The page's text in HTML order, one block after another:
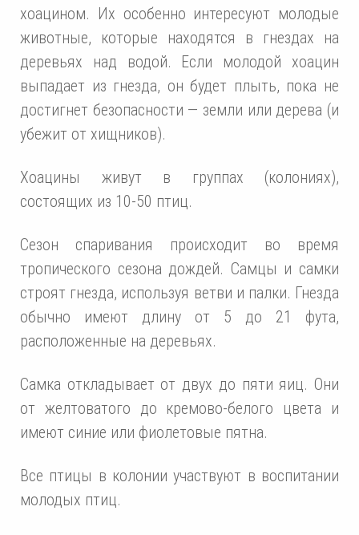
хоацином. Их особенно интересуют молодые
животные, которые находятся в гнездах на
деревьях над водой. Если молодой хоацин
выпадает из гнезда, он будет плыть, пока не
достигнет безопасности — земли или дерева (и
убежит от хищников).
Хоацины живут в группах (колониях),
состоящих из 10-50 птиц.
Сезон спаривания происходит во время
тропического сезона дождей. Самцы и самки
строят гнезда, используя ветви и палки. Гнезда
обычно имеют длину от 5 до 21 фута,
расположенные на деревьях.
Самка откладывает от двух до пяти яиц. Они
от желтоватого до кремово-белого цвета и
имеют синие или фиолетовые пятна.
Все птицы в колонии участвуют в воспитании
молодых птиц.